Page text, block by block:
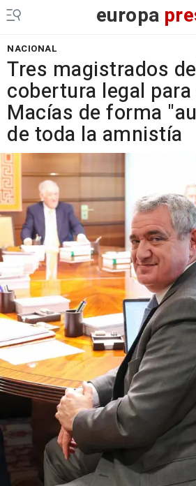
europa
NACIONAL
Tres magistrados
cobertura legal
Macías de forma
de toda la amnistía